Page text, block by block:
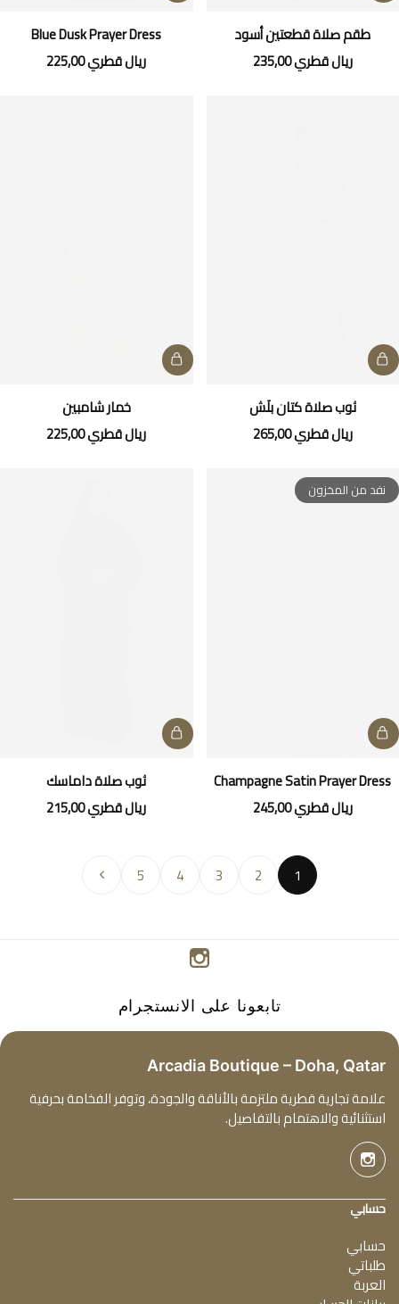
طقم صلاة قطعتين أسود
ريال قطري235,00
Blue Dusk Prayer Dress
ريال قطري225,00
ثوب صلاة كتان بلَش
ريال قطري265,00
خمار شامبين
ريال قطري225,00
نفد من المخزون
Champagne Satin Prayer Dress
ريال قطري245,00
ثوب صلاة داماسك
ريال قطري215,00
1
2
3
4
5
تابعونا على الانستجرام
Arcadia Boutique – Doha, Qatar
علامة تجارية قطرية ملتزمة بالأناقة والجودة، وتوفر الفخامة بحرفية
استثنائية والاهتمام بالتفاصيل.
حسابي
حسابي
طلباتي
العربة